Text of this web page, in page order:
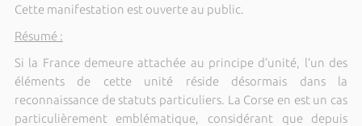
Cette manifestation est ouverte au public.
Résumé :
Si la France demeure attachée au principe d’unité, l’un des
éléments de cette unité réside désormais dans la
reconnaissance de statuts particuliers. La Corse en est un cas
particulièrement emblématique, considérant que depuis